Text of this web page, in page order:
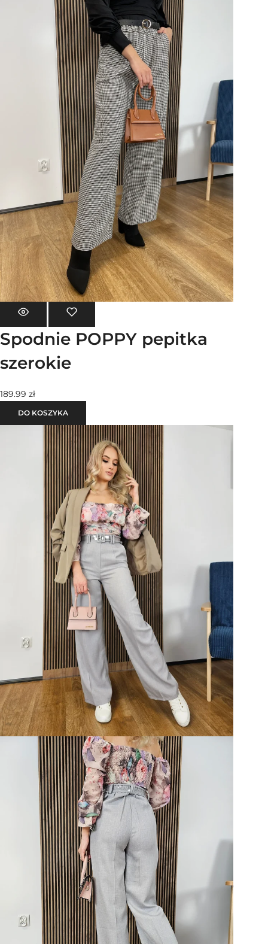
Spodnie POPPY pepitka
szerokie
189.99 zł
DO KOSZYKA